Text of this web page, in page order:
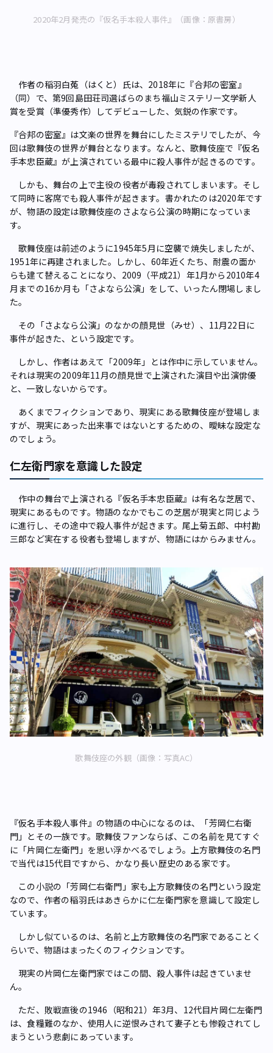
2020年2月発売の『仮名手本殺人事件』（画像：原書房）
作者の稲羽白菟（はくと）氏は、2018年に『合邦の密室』
（同）で、第9回島田荘司選ばらのまち福山ミステリー文学新人
賞を受賞（準優秀作）してデビューした、気鋭の作家です。
『合邦の密室』は文楽の世界を舞台にしたミステリでしたが、今
回は歌舞伎の世界が舞台となります。なんと、歌舞伎座で『仮名
手本忠臣蔵』が上演されている最中に殺人事件が起きるのです。
しかも、舞台の上で主役の役者が毒殺されてしまいます。そし
て同時に客席でも殺人事件が起きます。書かれたのは2020年です
が、物語の設定は歌舞伎座のさよなら公演の時期になっていま
す。
歌舞伎座は前述のように1945年5月に空襲で焼失しましたが、
1951年に再建されました。しかし、60年近くたち、耐震の面か
らも建て替えることになり、2009（平成21）年1月から2010年4
月までの16か月も「さよなら公演」をして、いったん閉場しまし
た。
その「さよなら公演」のなかの顔見世（みせ）、11月22日に
事件が起きた、という設定です。
しかし、作者はあえて「2009年」とは作中に示していません。
それは現実の2009年11月の顔見世で上演された演目や出演俳優
と、一致しないからです。
あくまでフィクションであり、現実にある歌舞伎座が登場しま
すが、現実にあった出来事ではないとするための、曖昧な設定な
のでしょう。
仁左衛門家を意識した設定
作中の舞台で上演される『仮名手本忠臣蔵』は有名な芝居で、
現実にあるものです。物語のなかでもこの芝居が現実と同じよう
に進行し、その途中で殺人事件が起きます。尾上菊五郎、中村勘
三郎など実在する役者も登場しますが、物語にはからみません。
歌舞伎座の外観（画像：写真AC）
『仮名手本殺人事件』の物語の中心になるのは、「芳岡仁右衛
門」とその一族です。歌舞伎ファンならば、この名前を見てすぐ
に「片岡仁左衛門」を思い浮かべるでしょう。上方歌舞伎の名門
で当代は15代目ですから、かなり長い歴史のある家です。
この小説の「芳岡仁右衛門」家も上方歌舞伎の名門という設定
なので、作者の稲羽氏はあきらかに仁左衛門家を意識して設定し
ています。
しかし似ているのは、名前と上方歌舞伎の名門家であることく
らいで、物語はまったくのフィクションです。
現実の片岡仁左衛門家ではこの間、殺人事件は起きていませ
ん。
ただ、敗戦直後の1946（昭和21）年3月、12代目片岡仁左衛門
は、食糧難のなか、使用人に逆恨みされて妻子とも惨殺されてし
まうという悲劇にあっています。